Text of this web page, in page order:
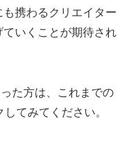
携わるクリエイター
いくことが期待され
た方は、これまでの
てみてください。